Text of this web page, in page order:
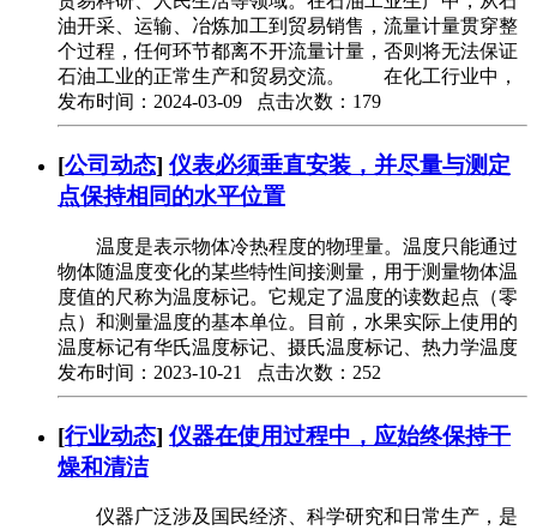
油开采、运输、冶炼加工到贸易销售，流量计量贯穿整
个过程，任何环节都离不开流量计量，否则将无法保证
石油工业的正常生产和贸易交流。 在化工行业中，
发布时间：2024-03-09 点击次数：179
[公司动态] 仪表必须垂直安装，并尽量与测定
点保持相同的水平位置
温度是表示物体冷热程度的物理量。温度只能通过
物体随温度变化的某些特性间接测量，用于测量物体温
度值的尺称为温度标记。它规定了温度的读数起点（零
点）和测量温度的基本单位。目前，水果实际上使用的
温度标记有华氏温度标记、摄氏温度标记、热力学温度
发布时间：2023-10-21 点击次数：252
[行业动态] 仪器在使用过程中，应始终保持干
燥和清洁
仪器广泛涉及国民经济、科学研究和日常生产，是